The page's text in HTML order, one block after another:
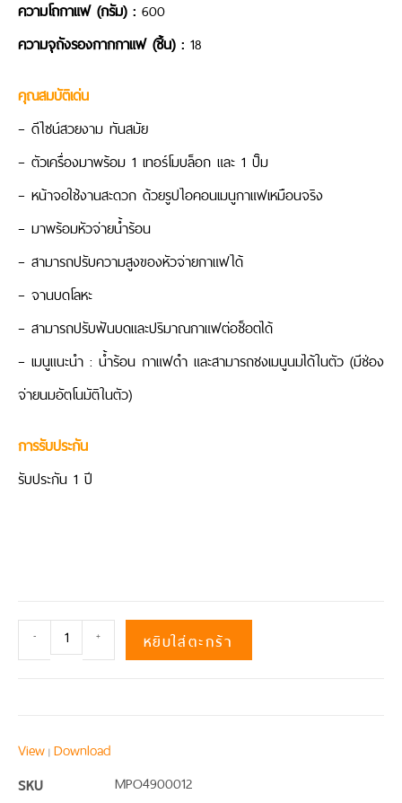
ความโถกาแฟ (กรัม) : 600
ความจุถังรองกากกาแฟ (ชิ้น) : 18
คุณสมบัติเด่น
– ดีไซน์สวยงาม ทันสมัย
– ตัวเครื่องมาพร้อม 1 เทอร์โมบล็อก และ 1 ปั๊ม
– หน้าจอใช้งานสะดวก ด้วยรูปไอคอนเมนูกาแฟเหมือนจริง
– มาพร้อมหัวจ่ายน้ำร้อน
– สามารถปรับความสูงของหัวจ่ายกาแฟได้
– จานบดโลหะ
– สามารถปรับฟันบดและปริมาณกาแฟต่อช็อตได้
– เมนูแนะนำ : น้ำร้อน กาแฟดำ และสามารถชงเมนูนมได้ในตัว (มีช่อง
จ่ายนมอัตโนมัติในตัว)
การรับประกัน
รับประกัน 1 ปี
- + หยิบใส่ตะกร้า
View | Download
SKU MPO4900012